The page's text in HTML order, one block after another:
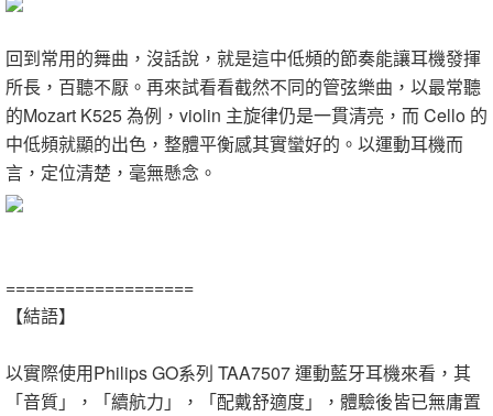
回到常用的舞曲，沒話說，就是這中低頻的節奏能讓耳機發揮
所長，百聽不厭。再來試看看截然不同的管弦樂曲，以最常聽
的Mozart K525 為例，violin 主旋律仍是一貫清亮，而 Cello 的
中低頻就顯的出色，整體平衡感其實蠻好的。以運動耳機而
言，定位清楚，毫無懸念。
===================
【結語】
以實際使用Philips GO系列 TAA7507 運動藍牙耳機來看，其
「音質」，「續航力」，「配戴舒適度」，體驗後皆已無庸置